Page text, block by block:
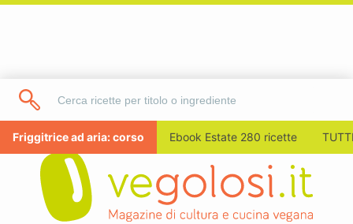
Friggitrice ad aria: corso Ebook Estate 280 ricette